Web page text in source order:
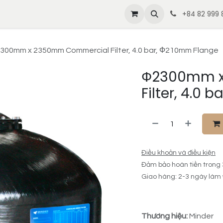
Sản phẩm & Dịch vụ Tuyển
+84 82 999
x 2350mm Commercial Filter, 4.0 bar, Ф210mm Flange
Ф2300mm
Filter, 4.0
Điều khoản và điều kiện
Đảm bảo hoàn tiền trong
Giao hàng: 2-3 ngày làm
Thương hiệu:Minder